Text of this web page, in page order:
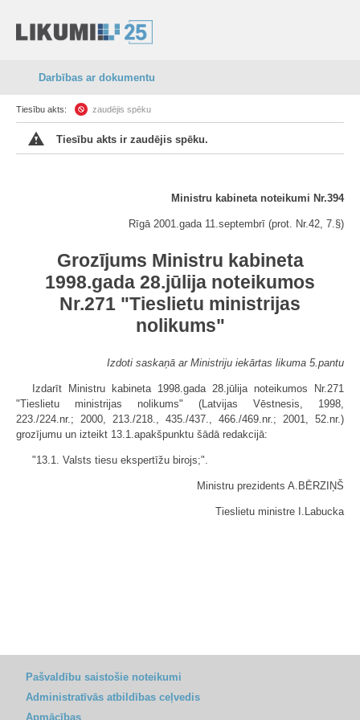
Darbības ar dokumentu
Tiesību akts: zaudējis spēku
Tiesību akts ir zaudējis spēku.
Ministru kabineta noteikumi Nr.394
Rīgā 2001.gada 11.septembrī (prot. Nr.42, 7.§)
Grozījums Ministru kabineta
1998.gada 28.jūlija noteikumos
Nr.271 "Tieslietu ministrijas
nolikums"
Izdoti saskaņā ar Ministriju iekārtas likuma 5.pantu
Izdarīt Ministru kabineta 1998.gada 28.jūlija noteikumos Nr.271
"Tieslietu ministrijas nolikums" (Latvijas Vēstnesis, 1998,
223./224.nr.; 2000, 213./218., 435./437., 466./469.nr.; 2001, 52.nr.)
grozījumu un izteikt 13.1.apakšpunktu šādā redakcijā:
"13.1. Valsts tiesu ekspertīžu birojs;".
Ministru prezidents A.BĒRZIŅŠ
Tieslietu ministre I.Labucka
Pašvaldību saistošie noteikumi
Administratīvās atbildības ceļvedis
Apmācības